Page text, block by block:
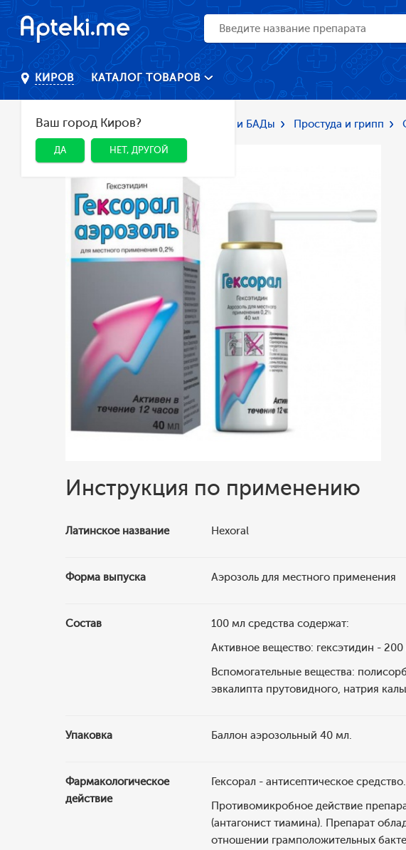
КИРОВ
Ваш город Киров?
ДА НЕТ, ДРУГОЙ
КАТАЛОГ ТОВАРОВ
Главная Каталог Лекарства и БАДы Простуда и грипп
Инструкция по применению
Латинское название Hexoral
Форма выпуска Аэрозоль для местного применения
Состав
100 мл средства содержат:
Активное вещество: гексэтидин - 200
Вспомогательные вещества:
эвкалипта прутовидного, натрия
Упаковка Баллон аэрозольный 40 мл.
Фармакологическое
действие
Гексорал - антисептическое средство.
Противомикробное действие
(антагонист тиамина). Препарат
отношении грамположительных